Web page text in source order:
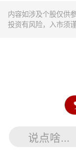
内容如涉及个股仅供
投资有风险，入市须谨
说点啥...